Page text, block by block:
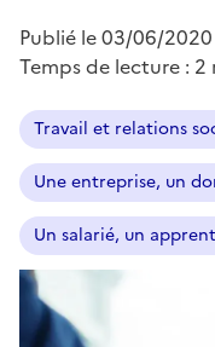
Publié le03/06/2020
Temps de lecture : 2
Travail et relations
Une entreprise, un
Un salarié, un